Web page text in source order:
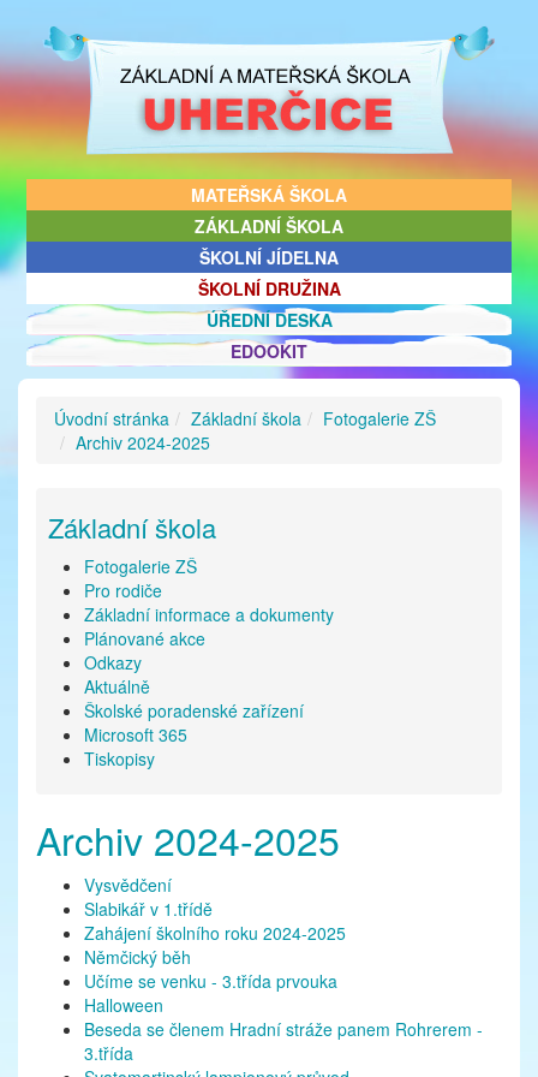
MATEŘSKÁ ŠKOLA
ZÁKLADNÍ ŠKOLA
ŠKOLNÍ JÍDELNA
ŠKOLNÍ DRUŽINA
ÚŘEDNÍ DESKA
EDOOKIT
Úvodní stránka Základní škola
Fotogalerie ZŠ
Archiv 2024-2025
Základní škola
Fotogalerie ZŠ
Pro rodiče
Základní informace a dokumenty
Plánované akce
Odkazy
Aktuálně
Školské poradenské zařízení
Microsoft 365
Tiskopisy
Archiv 2024-2025
Vysvědčení
Slabikář v 1.třídě
Zahájení školního roku 2024-2025
Němčický běh
Učíme se venku - 3.třída prvouka
Halloween
Beseda se členem Hradní stráže panem Rohrerem -
3.třída